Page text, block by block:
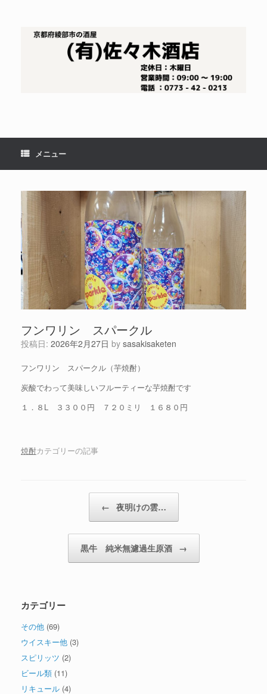
メニュー
フンワリン スパークル
投稿日: 2026年2月27日 by sasakisaketen
フンワリン スパークル（芋焼酎）
炭酸でわって美味しいフルーティーな芋焼酎です
１．８L ３３００円 ７２０ミリ １６８０円
焼酎カテゴリーの記事
← 夜明けの雲…
黒牛 純米無濾過生原酒 →
カテゴリー
その他 (69)
ウイスキー他 (3)
スピリッツ (2)
ビール類 (11)
リキュール (4)